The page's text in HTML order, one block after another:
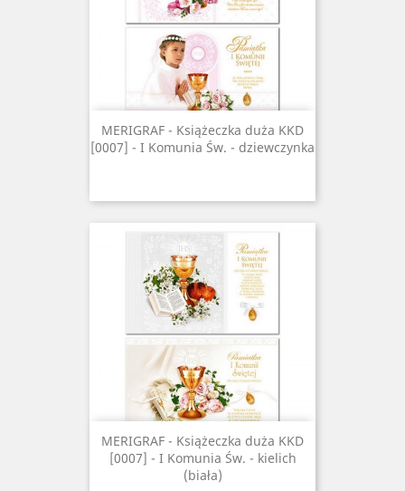
MERIGRAF - Książeczka duża KKD
[0007] - I Komunia Św. - dziewczynka
MERIGRAF - Książeczka duża KKD
[0007] - I Komunia Św. - kielich
(biała)